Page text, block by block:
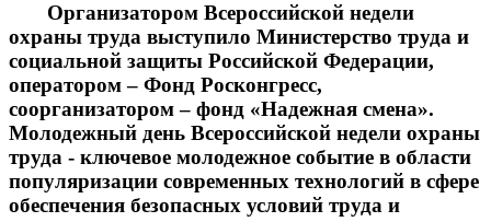
Организатором Всероссийской недели
охраны труда выступило Министерство труда и
социальной защиты Российской Федерации,
оператором – Фонд Росконгресс,
соорганизатором – фонд «Надежная смена».
Молодежный день Всероссийской недели охраны
труда - ключевое молодежное событие в области
популяризации современных технологий в сфере
обеспечения безопасных условий труда и